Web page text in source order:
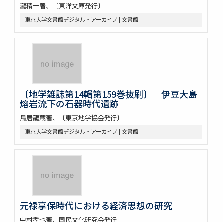
瀧精一著、〔東洋文庫発行〕
東京大学文書館デジタル・アーカイブ | 文書館
〔地学雑誌第14輯第159巻抜刷〕 伊豆大島
熔岩流下の石器時代遺跡
鳥居龍蔵著、〔東京地学協会発行〕
東京大学文書館デジタル・アーカイブ | 文書館
元禄享保時代における経済思想の研究
中村孝也著、国民文化研究会発行